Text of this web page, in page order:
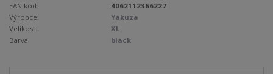
EAN kód:
4062112366227
Výrobce:
Yakuza
Velikost:
XL
Barva:
black